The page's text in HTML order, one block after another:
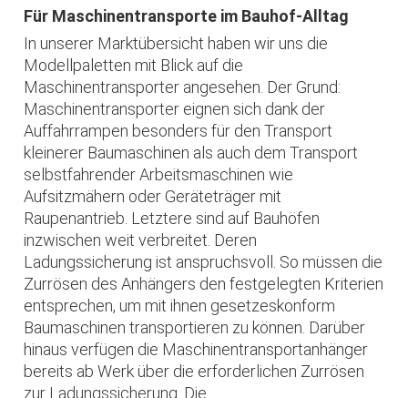
Für Maschinentransporte im Bauhof-Alltag
In unserer Marktübersicht haben wir uns die
Modellpaletten mit Blick auf die
Maschinentransporter angesehen. Der Grund:
Maschinentransporter eignen sich dank der
Auffahrrampen besonders für den Transport
kleinerer Baumaschinen als auch dem Transport
selbstfahrender Arbeitsmaschinen wie
Aufsitzmähern oder Geräteträger mit
Raupenantrieb. Letztere sind auf Bauhöfen
inzwischen weit verbreitet. Deren
Ladungssicherung ist anspruchsvoll. So müssen die
Zurrösen des Anhängers den festgelegten Kriterien
entsprechen, um mit ihnen gesetzeskonform
Baumaschinen transportieren zu können. Darüber
hinaus verfügen die Maschinentransportanhänger
bereits ab Werk über die erforderlichen Zurrösen
zur Ladungssicherung. Die